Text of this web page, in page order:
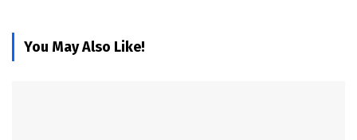
You May Also Like!